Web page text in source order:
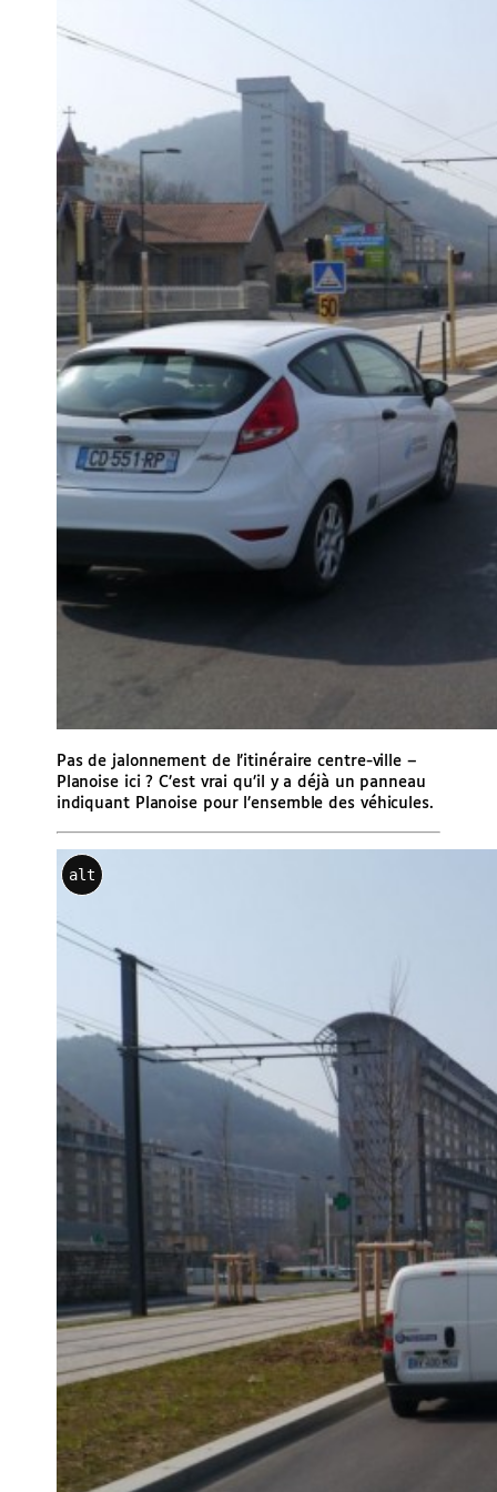
Pas de jalonnement de l’itinéraire centre-ville –
Planoise ici ? C’est vrai qu’il y a déjà un panneau
indiquant Planoise pour l’ensemble des véhicules.
alt